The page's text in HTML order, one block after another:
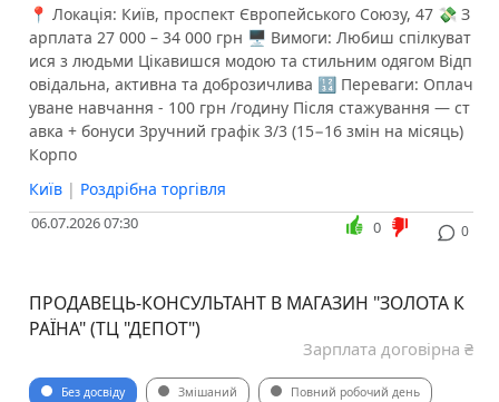
📍 Локація: Київ, проспект Європейського Союзу, 47 💸 З
арплата 27 000 – 34 000 грн 🖥 Вимоги: Любиш спілкуват
ися з людьми Цікавишся модою та стильним одягом Відп
овідальна, активна та доброзичлива 🔢 Переваги: Оплач
уване навчання - 100 грн /годину Після стажування — ст
авка + бонуси Зручний графік 3/3 (15−16 змін на місяць)
Корпо
Київ | Роздрібна торгівля
06.07.2026 07:30 0
0
ПРОДАВЕЦЬ-КОНСУЛЬТАНТ В МАГАЗИН "ЗОЛОТА К
РАЇНА" (ТЦ "ДЕПОТ")
Зарплата договірна ₴
Без досвіду Змішаний Повний робочий день